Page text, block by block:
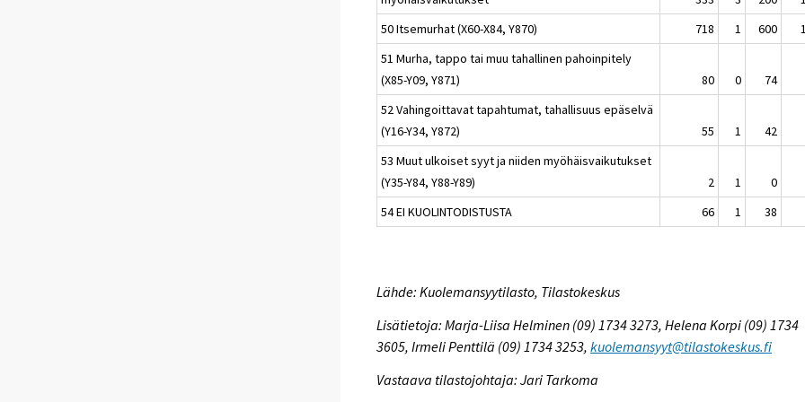
50 Itsemurhat (X60-X84, Y870)
718 1 600
51 Murha, tappo tai muu tahallinen pahoinpitely
(X85-Y09, Y871)
80 0 74
52 Vahingoittavat tapahtumat, tahallisuus epäselvä
(Y16-Y34, Y872)
55 1 42
53 Muut ulkoiset syyt ja niiden myöhäisvaikutukset
(Y35-Y84, Y88-Y89)
2 1 0
54 EI KUOLINTODISTUSTA
66 1 38
Lähde: Kuolemansyytilasto, Tilastokeskus
Lisätietoja: Marja-Liisa Helminen (09) 1734 3273, Helena Korpi (09) 1734
3605, Irmeli Penttilä (09) 1734 3253,kuolemansyyt@tilastokeskus.fi
Vastaava tilastojohtaja: Jari Tarkoma